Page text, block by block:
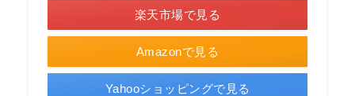
Amazonで見る
楽天市場で見る
Yahooショッピングで見る